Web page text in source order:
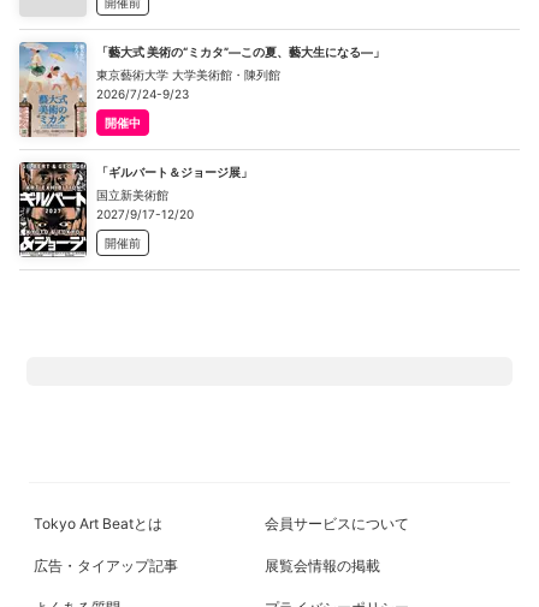
「藝大式 美術の“ミカタ”―この夏、藝大生になる―」
東京藝術大学 大学美術館・陳列館
2026/7/24-9/23
開催中
「ギルバート＆ジョージ展」
国立新美術館
2027/9/17-12/20
開催前
Tokyo Art Beatとは 会員サービスについて
広告・タイアップ記事 展覧会情報の掲載